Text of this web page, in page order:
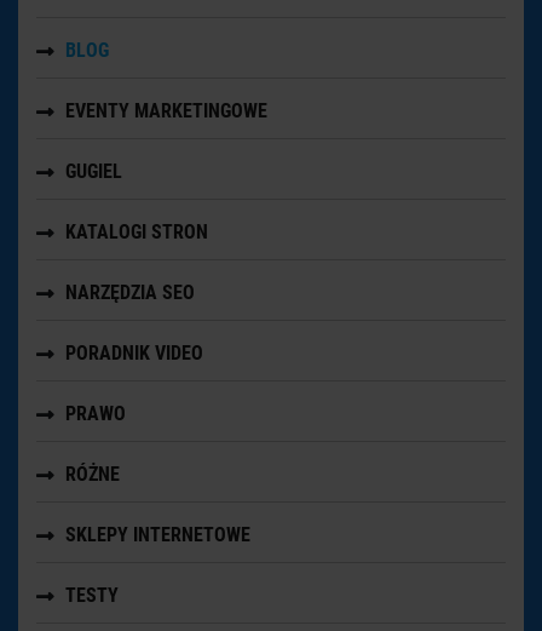
BLOG
EVENTY MARKETINGOWE
GUGIEL
KATALOGI STRON
NARZĘDZIA SEO
PORADNIK VIDEO
PRAWO
RÓŻNE
SKLEPY INTERNETOWE
TESTY